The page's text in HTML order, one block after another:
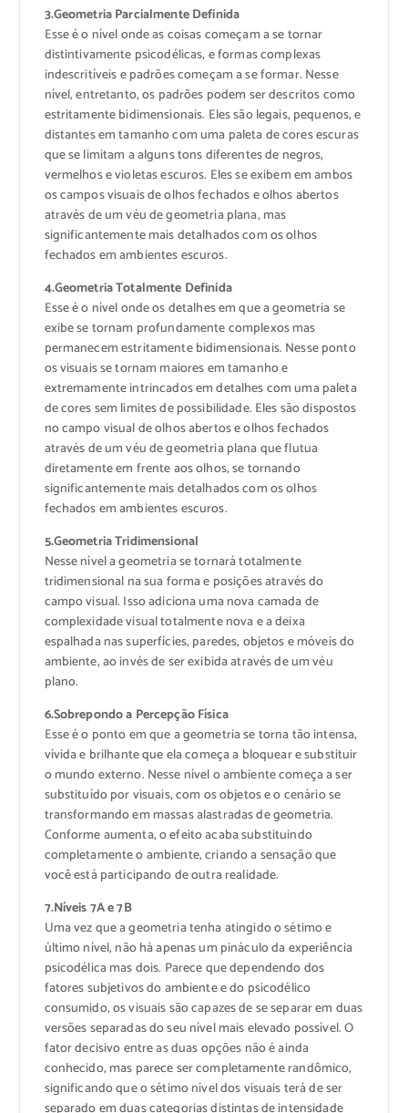
3.Geometria Parcialmente Definida
Esse é o nível onde as coisas começam a se tornar
distintivamente psicodélicas, e formas complexas
indescritíveis e padrões começam a se formar. Nesse
nível, entretanto, os padrões podem ser descritos como
estritamente bidimensionais. Eles são legais, pequenos, e
distantes em tamanho com uma paleta de cores escuras
que se limitam a alguns tons diferentes de negros,
vermelhos e violetas escuros. Eles se exibem em ambos
os campos visuais de olhos fechados e olhos abertos
através de um véu de geometria plana, mas
significantemente mais detalhados com os olhos
fechados em ambientes escuros.
4.Geometria Totalmente Definida
Esse é o nível onde os detalhes em que a geometria se
exibe se tornam profundamente complexos mas
permanecem estritamente bidimensionais. Nesse ponto
os visuais se tornam maiores em tamanho e
extremamente intrincados em detalhes com uma paleta
de cores sem limites de possibilidade. Eles são dispostos
no campo visual de olhos abertos e olhos fechados
através de um véu de geometria plana que flutua
diretamente em frente aos olhos, se tornando
significantemente mais detalhados com os olhos
fechados em ambientes escuros.
5.Geometria Tridimensional
Nesse nível a geometria se tornará totalmente
tridimensional na sua forma e posições através do
campo visual. Isso adiciona uma nova camada de
complexidade visual totalmente nova e a deixa
espalhada nas superfícies, paredes, objetos e móveis do
ambiente, ao invés de ser exibida através de um véu
plano.
6.Sobrepondo a Percepção Física
Esse é o ponto em que a geometria se torna tão intensa,
vívida e brilhante que ela começa a bloquear e substituir
o mundo externo. Nesse nível o ambiente começa a ser
substituído por visuais, com os objetos e o cenário se
transformando em massas alastradas de geometria.
Conforme aumenta, o efeito acaba substituindo
completamente o ambiente, criando a sensação que
você está participando de outra realidade.
7.Níveis 7A e 7B
Uma vez que a geometria tenha atingido o sétimo e
último nível, não há apenas um pináculo da experiência
psicodélica mas dois. Parece que dependendo dos
fatores subjetivos do ambiente e do psicodélico
consumido, os visuais são capazes de se separar em duas
versões separadas do seu nível mais elevado possível. O
fator decisivo entre as duas opções não é ainda
conhecido, mas parece ser completamente randômico,
significando que o sétimo nível dos visuais terá de ser